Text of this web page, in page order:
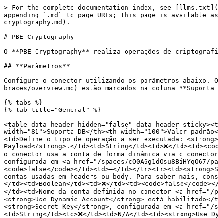
> For the complete documentation index, see [llms.txt](https://docs.digibee.com/documentation/llms.txt). Markdown versions of documentation pages are available by appending `.md` to page URLs; this page is available as [Markdown](https://docs.digibee.com/documentation/connectors-and-triggers/pt-br/connectors/security/pbe-cryptography.md).

# PBE Cryptography

O **PBE Cryptography** realiza operações de criptografia e descriptografia utilizando o algoritmo PBE (Password-Based Encryption).

## **Parâmetros**

Configure o conector utilizando os parâmetros abaixo. Os campos que suportam [expressões Double Braces](/documentation/connectors-and-triggers/pt-br/double-braces/overview.md) estão marcados na coluna **Suporta DB**.

{% tabs %}
{% tab title="General" %}

<table data-header-hidden="false" data-header-sticky><thead><tr><th width="112">Parâmetro</th><th width="231">Descrição</th><th width="83">Tipo de dado</th><th width="81">Suporta DB</th><th width="100">Valor padrão</th><th width="129">Visível quando</th></tr></thead><tbody><tr><td><strong>Crypto Operation</strong></td><td>Define o tipo de operação a ser executada: <strong>Encrypt Fields</strong>, <strong>Decrypt Fields</strong>, <strong>Encrypt Payload</strong> ou <strong>Decrypt Payload</strong>.</td><td>String</td><td>❌</td><td><code>Encrypt Fields</code></td><td>—</td></tr><tr><td><strong>Use Dynamic Account</strong></td><td>Se habilitado, o conector usa a conta de forma dinâmica via o conector <a href="/pages/iulYYuz29bvfGjceZb4e"><strong>Store Account</strong></a>; caso contrário, usa a conta estática configurada em <a href="/spaces/cO0A6g1dOsu8BiHYqO67/pages/fS1QLzAg8rGSSJFwtrvy"><strong>Contas</strong></a> na Plataforma.</td><td>Boolean</td><td>❌</td><td><code>false</code></td><td>—</td></tr><tr><td><strong>Scoped</strong></td><td>Se habilitado, isola a conta armazenada de outros subprocessos. Não é suportado para contas usadas em headers ou body. Para saber mais, consulte a <a href="/spaces/cO0A6g1dOsu8BiHYqO67/pages/FrKJOmsImCRBImMPMsU2">documentação de Dynamic Accounts</a>.</td><td>Boolean</td><td>❌</td><td><code>false</code></td><td><strong>Use Dynamic Account</strong> está habilitado</td></tr><tr><td><strong>Account Name</strong></td><td>Nome da conta definida no conector <a href="/pages/iulYYuz29bvfGjceZb4e"><strong>Store Account</strong></a>.</td><td>String</td><td>✅</td><td>N/A</td><td><strong>Use Dynamic Account</strong> está habilitado</td></tr><tr><td><strong>Account</strong></td><td>Conta a ser usada pelo conector. Deve ser do tipo de conta <strong>Secret Key</strong>, configurada em <a href="/spaces/cO0A6g1dOsu8BiHYqO67/pages/fS1QLzAg8rGSSJFwtrvy"><strong>Contas</strong></a> na Plataforma.</td><td>String</td><td>❌</td><td>N/A</td><td><strong>Use Dynamic Account</strong> está desabilitado</td></tr><tr><td><strong>Iteration Count</strong></td><td>Número de iterações a serem realizadas com o valor de Salt.</td><td>Integer</td><td>❌</td><td><code>1000</code></td><td>—</td></tr><tr><td><strong>Algorithm</strong></td><td>Algoritmo a ser utilizado na operação